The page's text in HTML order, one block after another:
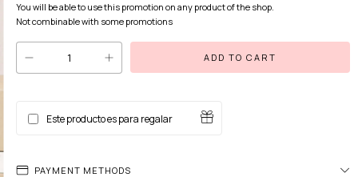
You will be able to use this promotion on any product of the shop.
Not combinable with some promotions
Este producto es para regalar
PAYMENT METHODS